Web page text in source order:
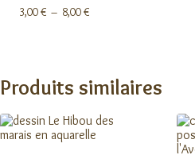
3,00€ – 8,00€Plage
Produits similaires